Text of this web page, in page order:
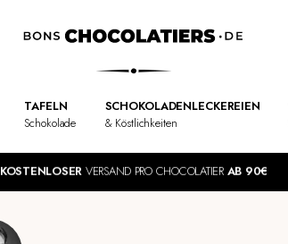
TAFELN
Schokolade
SCHOKOLADENLECKEREIEN
& Köstlichkeiten
KOSTENLOSER VERSAND PRO CHOCOLATIER AB 90€